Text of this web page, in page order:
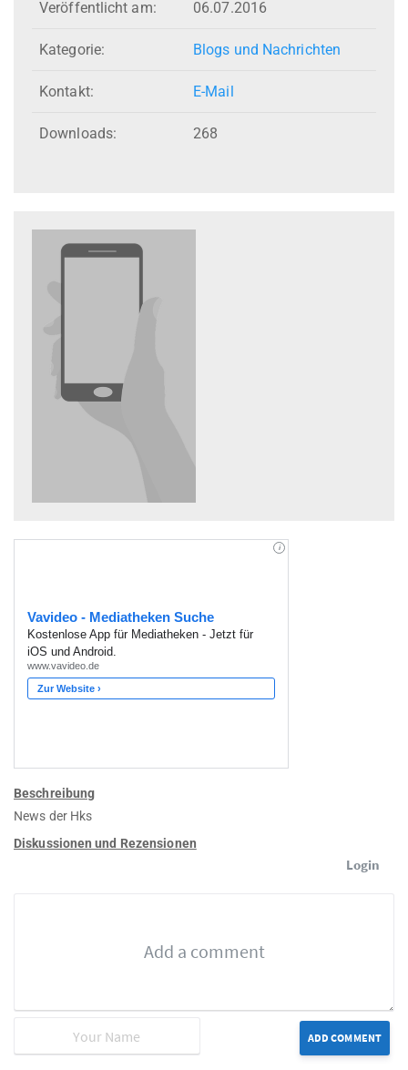
Veröffentlicht am: 06.07.2016
Kategorie: Blogs und Nachrichten
Kontakt: E-Mail
Downloads: 268
Beschreibung
News der Hks
Diskussionen und Rezensionen
Login
ADD COMMENT